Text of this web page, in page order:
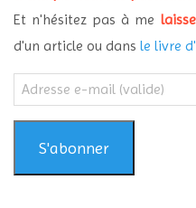
Et n'hésitez pas à me
d'un article ou dans le livre
Adresse
e-
mail
(valide)S'abonner